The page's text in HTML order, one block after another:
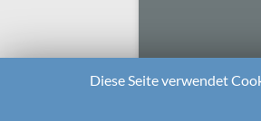
Diese Seite verwendet